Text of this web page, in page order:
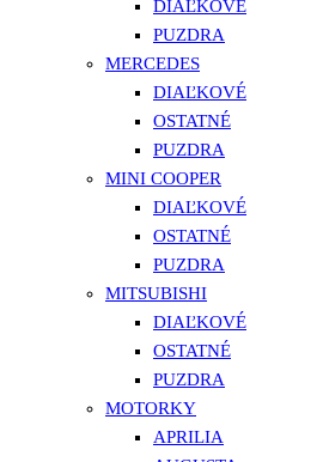
DIAĽKOVÉ
PUZDRA
MERCEDES
DIAĽKOVÉ
OSTATNÉ
PUZDRA
MINI COOPER
DIAĽKOVÉ
OSTATNÉ
PUZDRA
MITSUBISHI
DIAĽKOVÉ
OSTATNÉ
PUZDRA
MOTORKY
APRILIA